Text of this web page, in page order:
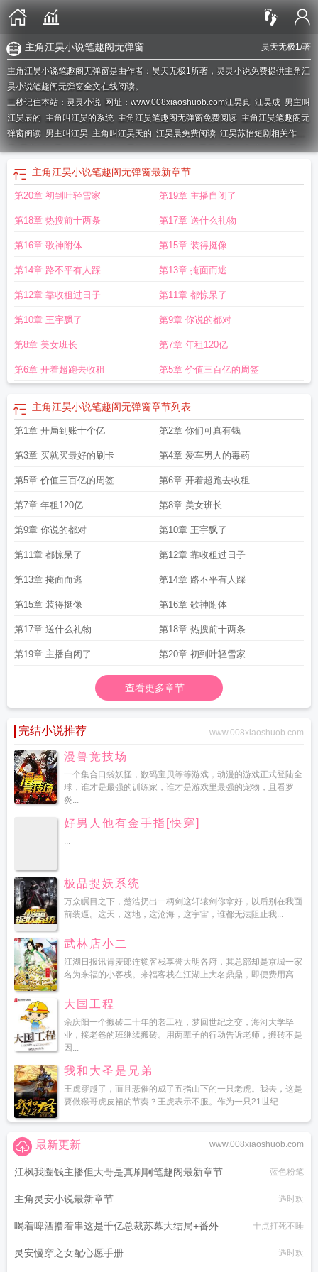
昊天无极1/著
主角江昊小说笔趣阁无弹窗
主角江昊小说笔趣阁无弹窗是由作者：昊天无极1所著，灵灵小说免费提供主角江
昊小说笔趣阁无弹窗全文在线阅读。
三秒记住本站：灵灵小说 网址：www.008xiaoshuob.com江昊真 江昊成 男主叫
江昊辰的 主角叫江昊的系统 主角江昊笔趣阁无弹窗免费阅读 主角江昊笔趣阁无
弹窗阅读 男主叫江昊 主角叫江昊天的 江昊晨免费阅读 江昊苏怡短剧相关作
品男主叫江昊的电视剧主角江昊笔趣阁无弹窗江昊辰免费阅读主角叫江昊的
主人公叫江昊辰 人物江昊 主角江昊辰 主人公江昊辰
真 江昊全文免费阅读
角江昊天的
主角江昊小说笔趣阁无弹窗最新章节
第20章 初到叶轻雪家 第19章 主播自闭了
第18章 热搜前十两条 第17章 送什么礼物
第16章 歌神附体 第15章 装得挺像
第14章 路不平有人踩 第13章 掩面而逃
第12章 靠收租过日子 第11章 都惊呆了
第10章 王宇飘了 第9章 你说的都对
第8章 美女班长 第7章 年租120亿
第6章 开着超跑去收租 第5章 价值三百亿的周签
主角江昊小说笔趣阁无弹窗章节列表
第1章 开局到账十个亿 第2章 你们可真有钱
第3章 买就买最好的刷卡 第4章 爱车男人的毒药
第5章 价值三百亿的周签 第6章 开着超跑去收租
第7章 年租120亿 第8章 美女班长
第9章 你说的都对 第10章 王宇飘了
第11章 都惊呆了 第12章 靠收租过日子
第13章 掩面而逃 第14章 路不平有人踩
第15章 装得挺像 第16章 歌神附体
第17章 送什么礼物 第18章 热搜前十两条
第19章 主播自闭了 第20章 初到叶轻雪家
查看更多章节...
完结小说推荐 www.008xiaoshuob.com
漫兽竞技场
一个集合口袋妖怪，数码宝贝等等游戏，动漫的游戏正式登陆全
球，谁才是最强的训练家，谁才是游戏里最强的宠物，且看罗
炎...
好男人他有金手指[快穿]
...
极品捉妖系统
万众瞩目之下，楚浩扔出一柄剑这轩辕剑你拿好，以后别在我面
前装逼。这天，这地，这沧海，这宇宙，谁都无法阻止我...
武林店小二
江湖日报讯肯麦郎连锁客栈享誉大明各府，其总部却是京城一家
名为来福的小客栈。来福客栈在江湖上大名鼎鼎，即便费用高...
大国工程
余庆阳一个搬砖二十年的老工程，梦回世纪之交，海河大学毕
业，接老爸的班继续搬砖。用两辈子的行动告诉老师，搬砖不是
因...
我和大圣是兄弟
王虎穿越了，而且悲催的成了五指山下的一只老虎。我去，这是
要做猴哥虎皮裙的节奏？王虎表示不服。作为一只21世纪...
www.008xiaoshuob.com
最新更新
江枫我圈钱主播但大哥是真刷啊笔趣阁最新章节 蓝色粉笔
主角灵安小说最新章节 遇时欢
喝着啤酒撸着串这是千亿总裁苏幕大结局+番外 十点打死不睡
灵安慢穿之女配心愿手册 遇时欢